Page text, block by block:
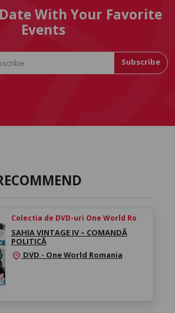
With Your Favorite
Events
Subscribe
Colectia de DVD-uri One World Ro
SAHIA VINTAGE IV – COMANDĂ
POLITICĂ
location_on DVD - One World Romania